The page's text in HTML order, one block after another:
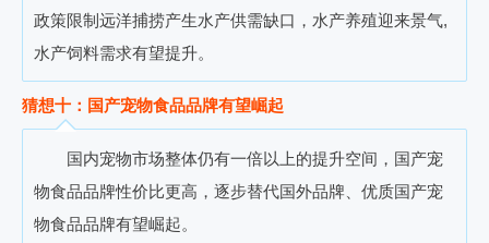
政策限制远洋捕捞产生水产供需缺口 ， 水产养殖迎来景气,
水产饲料需求有望提升。
猜想十：国产宠物食品品牌有望崛起
国内宠物市场整体仍有一倍以上的提升空间，国产宠
物食品品牌性价比更高，逐步替代国外品牌、优质国产宠
物食品品牌有望崛起。